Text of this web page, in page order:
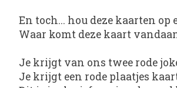
En toch... hou deze kaarten
Waar komt deze kaart
Je krijgt van ons twee rode
Je krijgt een rode plaatjes